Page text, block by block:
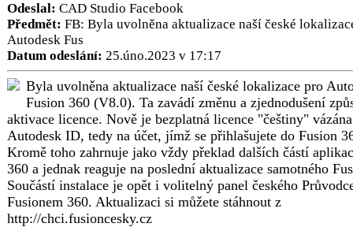
Odeslal: CAD Studio Facebook
Předmět: FB: Byla uvolněna aktualizace naší české
Autodesk Fus
Datum odeslání: 25.úno.2023 v 17:17
Byla uvolněna aktualizace naší české lokalizace pro
Fusion 360 (V8.0). Ta zavádí změnu a zjednodušení
aktivace licence. Nově je bezplatná licence "češtiny"
Autodesk ID, tedy na účet, jímž se přihlašujete do Fusion
Kromě toho zahrnuje jako vždy překlad dalších částí
360 a jednak reaguje na poslední aktualizace samotného
Součástí instalace je opět i volitelný panel českého
Fusionem 360. Aktualizaci si můžete stáhnout z
http://chci.fusioncesky.cz